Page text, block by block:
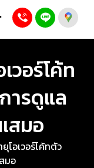
วอร์โค้ท
ารดูแล
สมอ
โอเวอร์โค้ทตัว
มอ